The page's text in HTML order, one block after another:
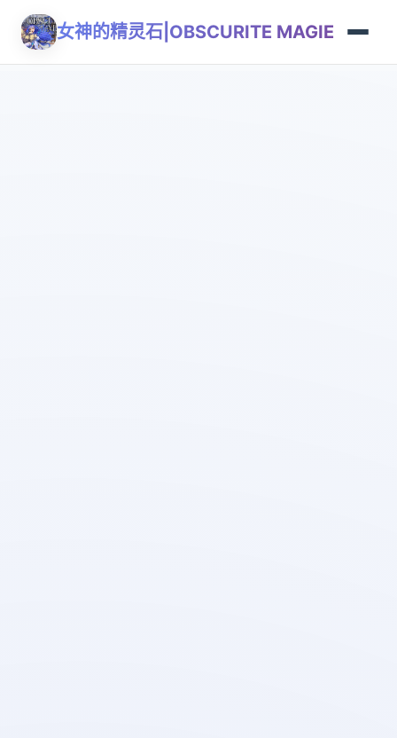
女神的精灵石|OBSCURITE MAGIE